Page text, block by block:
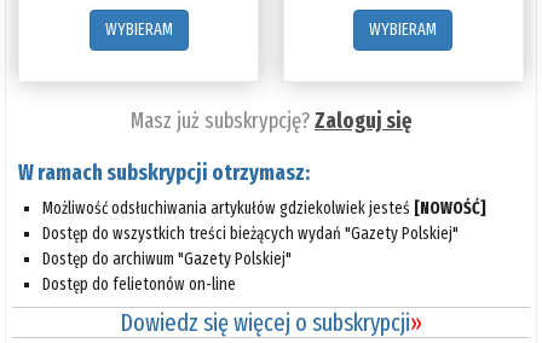
WYBIERAM
WYBIERAM
Masz już subskrypcję?Zaloguj się
W ramach subskrypcji otrzymasz:
Możliwość odsłuchiwania artykułów gdziekolwiek jesteś [NOWOŚĆ]
Dostęp do wszystkich treści bieżących wydań "Gazety Polskiej"
Dostęp do archiwum "Gazety Polskiej"
Dostęp do felietonów on-line
Dowiedz się więcej o subskrypcji»